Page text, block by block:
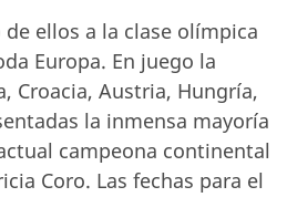
ellos a la clase olímpica
Europa. En juego la
Croacia, Austria, Hungría,
la inmensa mayoría
campeona continental
Coro. Las fechas para el